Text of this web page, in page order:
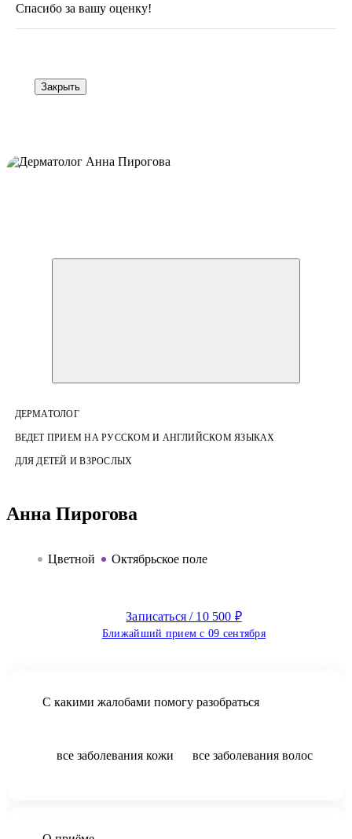
ДЕРМАТОЛОГ
ВЕДЕТ ПРИЕМ НА РУССКОМ И АНГЛИЙСКОМ ЯЗЫКАХ
ДЛЯ ДЕТЕЙ И ВЗРОСЛЫХ
Анна Пирогова
Цветной Октябрьское поле
Записаться / 10 500 ₽
Ближайший прием с 09 сентября
С какими жалобами помогу разобраться
все заболевания кожи все заболевания волос
Спасибо за вашу оценку!
Закрыть